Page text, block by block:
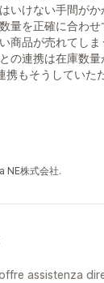
いけない手間が
量を正確に合わ
商品が売れてし
の連携は在庫数量
もそうしていた
NE株式会社.
assistenza